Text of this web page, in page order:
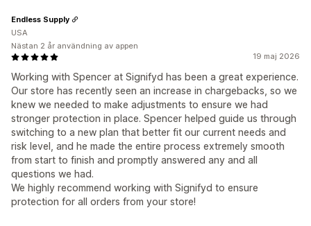
19 maj 2026
Working with Spencer at Signifyd has been a great experience.
Our store has recently seen an increase in chargebacks, so we
knew we needed to make adjustments to ensure we had
stronger protection in place. Spencer helped guide us through
switching to a new plan that better fit our current needs and
risk level, and he made the entire process extremely smooth
from start to finish and promptly answered any and all
questions we had.
We highly recommend working with Signifyd to ensure
protection for all orders from your store!
Endless Supply
USA
Nästan 2 år användning av appen